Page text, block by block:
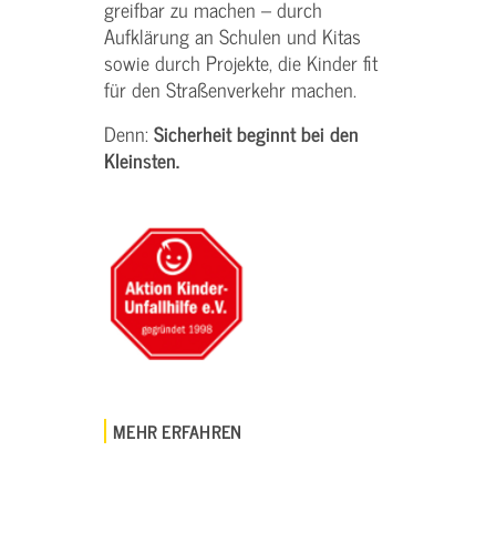
greifbar zu machen – durch
Aufklärung an Schulen und Kitas
sowie durch Projekte, die Kinder fit
für den Straßenverkehr machen.
Denn: Sicherheit beginnt bei den
Kleinsten.
MEHR ERFAHREN